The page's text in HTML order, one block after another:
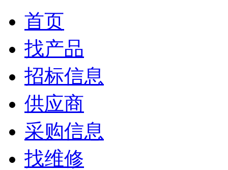
首页
找产品
招标信息
供应商
采购信息
找维修